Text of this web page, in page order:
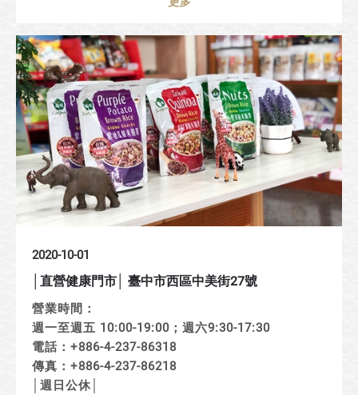
2020-10-01
│直營健康門市│ 臺中市西區中美街27號
營業時間：
週一至週五 10:00-19:00；週六9:30-17:30
電話：+886-4-237-86318
傳真：+886-4-237-86218
│週日公休│